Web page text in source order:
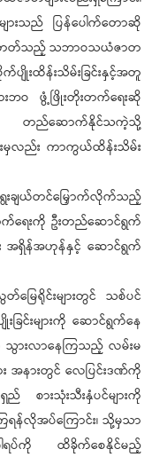
းသည် ပြန်ပေါက်တောဆို
တတ်သည့် သဘာဝသယံဇာတ
ပျိုးထိန်းသိမ်းခြင်းနှင့်အတူ
းဘဝ ဖွံ့ဖြိုးတိုးတက်ရေးဆို
တည်ဆောက်နိုင်သကဲ့သို့
င်းမှလည်း ကာကွယ်ထိန်းသိမ်း
ျယ်တင်မြှောက်လိုက်သည့်
က်ရေးကို ဦးတည်ဆောင်ရွက်
း အရှိန်အဟုန်နှင့် ဆောင်ရွက်
မြေရိုင်းများတွင် သစ်ပင်
ြင်းများကို ဆောင်ရွက်နေ
ာ သွားလာနေကြသည့် လမ်းမ
း အနားတွင် လေပြင်းဒဏ်ကို
စားသုံးသီးနှံပင်များကို
န်လိုအပ်ကြောင်း၊ သို့မှသာ
ါရပ်ကို ထိခိုက်စေနိုင်မည့်